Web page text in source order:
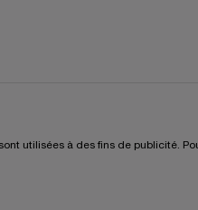
utilisées à des fins de publicité.